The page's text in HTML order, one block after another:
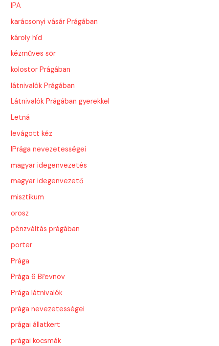
IPA
karácsonyi vásár Prágában
károly híd
kézműves sör
kolostor Prágában
látnivalók Prágában
Látnivalók Prágában gyerekkel
Letná
levágott kéz
lPrága nevezetességei
magyar idegenvezetés
magyar idegenvezető
misztikum
orosz
pénzváltás prágában
porter
Prága
Prága 6 Břevnov
Prága látnivalók
prága nevezetességei
prágai állatkert
prágai kocsmák